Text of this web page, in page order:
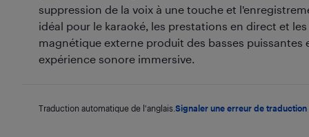
suppression de la voix à une touche et
idéal pour le karaoké, les prestations en direct et
magnétique externe produit des basses puissantes
expérience sonore immersive.
Traduction automatique de l'anglais. Signaler une erreur de traduction